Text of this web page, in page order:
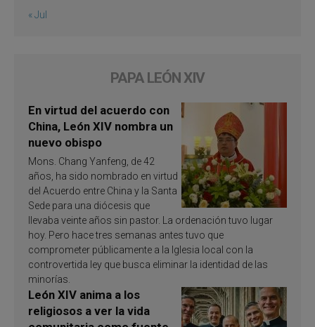
« Jul
PAPA LEÓN XIV
En virtud del acuerdo con
China, León XIV nombra un
nuevo obispo
Mons. Chang Yanfeng, de 42
años, ha sido nombrado en virtud
del Acuerdo entre China y la Santa
Sede para una diócesis que
llevaba veinte años sin pastor. La ordenación tuvo lugar
hoy. Pero hace tres semanas antes tuvo que
comprometer públicamente a la Iglesia local con la
controvertida ley que busca eliminar la identidad de las
minorías.
León XIV anima a los
religiosos a ver la vida